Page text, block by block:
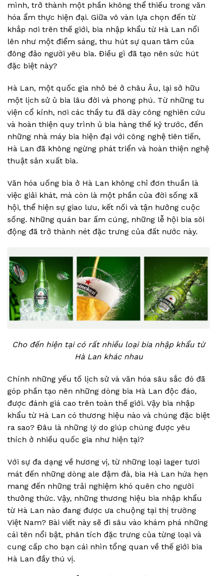
mình, trở thành một phần không thể thiếu trong văn
hóa ẩm thực hiện đại. Giữa vô vàn lựa chọn đến từ
khắp nơi trên thế giới, bia nhập khẩu từ Hà Lan nổi
lên như một điểm sáng, thu hút sự quan tâm của
đông đảo người yêu bia. Điều gì đã tạo nên sức hút
đặc biệt này?
Hà Lan, một quốc gia nhỏ bé ở châu Âu, lại sở hữu
một lịch sử ủ bia lâu đời và phong phú. Từ những tu
viện cổ kính, nơi các thầy tu đã dày công nghiên cứu
và hoàn thiện quy trình ủ bia hàng thế kỷ trước, đến
những nhà máy bia hiện đại với công nghệ tiên tiến,
Hà Lan đã không ngừng phát triển và hoàn thiện nghệ
thuật sản xuất bia.
Văn hóa uống bia ở Hà Lan không chỉ đơn thuần là
việc giải khát, mà còn là một phần của đời sống xã
hội, thể hiện sự giao lưu, kết nối và tận hưởng cuộc
sống. Những quán bar ấm cúng, những lễ hội bia sôi
động đã trở thành nét đặc trưng của đất nước này.
Cho đến hiện tại có rất nhiều loại bia nhập khẩu từ
Hà Lan khác nhau
Chính những yếu tố lịch sử và văn hóa sâu sắc đó đã
góp phần tạo nên những dòng bia Hà Lan độc đáo,
được đánh giá cao trên toàn thế giới. Vậy bia nhập
khẩu từ Hà Lan có thương hiệu nào và chúng đặc biệt
ra sao? Đâu là những lý do giúp chúng được yêu
thích ở nhiều quốc gia như hiện tại?
Với sự đa dạng về hương vị, từ những loại lager tươi
mát đến những dòng ale đậm đà, bia Hà Lan hứa hẹn
mang đến những trải nghiệm khó quên cho người
thưởng thức. Vậy, những thương hiệu bia nhập khẩu
từ Hà Lan nào đang được ưa chuộng tại thị trường
Việt Nam? Bài viết này sẽ đi sâu vào khám phá những
cái tên nổi bật, phân tích đặc trưng của từng loại và
cung cấp cho bạn cái nhìn tổng quan về thế giới bia
Hà Lan đầy thú vị.